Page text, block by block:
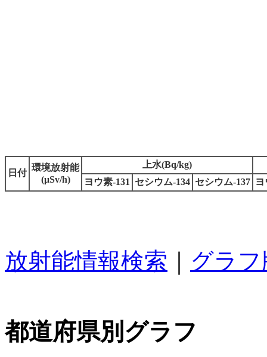
日付
環境放射能
(μSv/h)
上水(Bq/kg)
ヨウ素-131
セシウム-134 セシウム-137 ヨ
放射能情報検索 グラフ
都道府県別グラフ